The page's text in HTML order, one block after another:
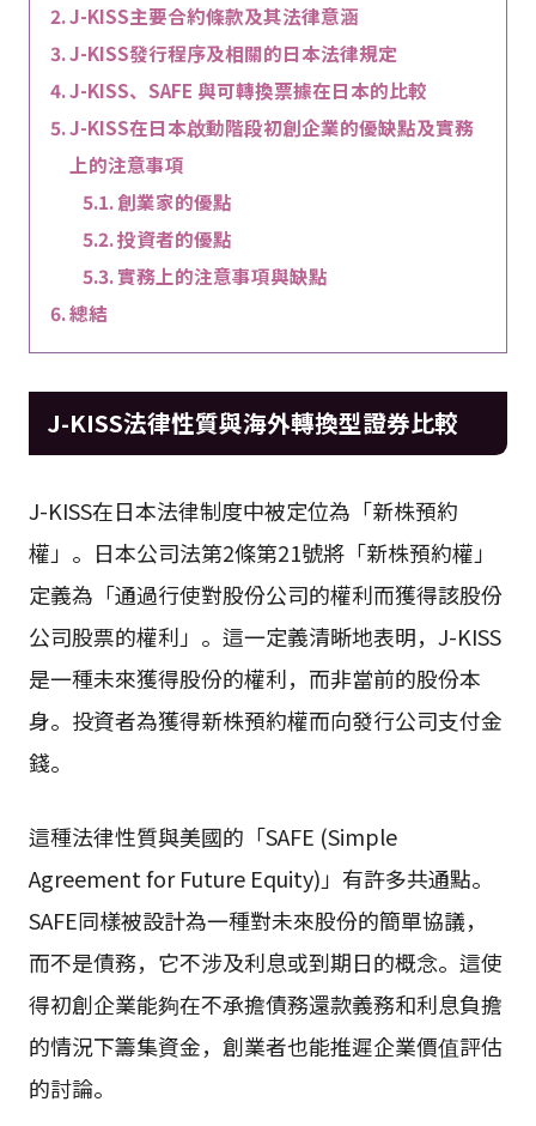
J-KISS主要合約條款及其法律意涵
J-KISS發行程序及相關的日本法律規定
J-KISS、SAFE 與可轉換票據在日本的比較
J-KISS在日本啟動階段初創企業的優缺點及實務
上的注意事項
創業家的優點
投資者的優點
實務上的注意事項與缺點
總結
J-KISS法律性質與海外轉換型證券比較
J-KISS在日本法律制度中被定位為「新株預約
權」。日本公司法第2條第21號將「新株預約權」
定義為「通過行使對股份公司的權利而獲得該股份
公司股票的權利」。這一定義清晰地表明，J-KISS
是一種未來獲得股份的權利，而非當前的股份本
身。投資者為獲得新株預約權而向發行公司支付金
錢。
這種法律性質與美國的「SAFE (Simple
Agreement for Future Equity)」有許多共通點。
SAFE同樣被設計為一種對未來股份的簡單協議，
而不是債務，它不涉及利息或到期日的概念。這使
得初創企業能夠在不承擔債務還款義務和利息負擔
的情況下籌集資金，創業者也能推遲企業價值評估
的討論。